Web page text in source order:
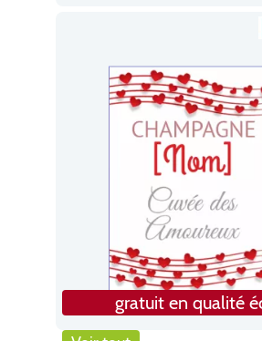
gratuit en qualité